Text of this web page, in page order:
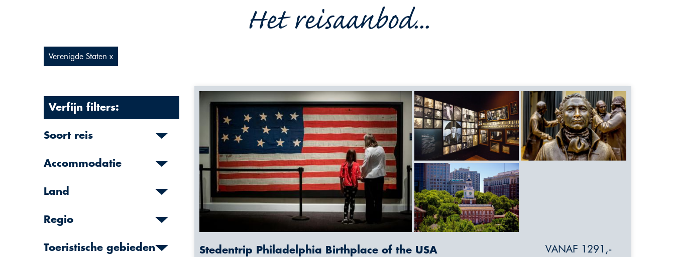
Het reisaanbod...
Verenigde Staten x
Verfijn filters:
Soort reis
Accommodatie
Land
Regio
Toeristische gebieden Stedentrip Philadelphia Birthplace of the USA VANAF 1291,-